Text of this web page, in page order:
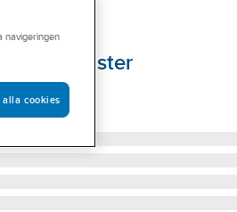
Coaster
navigeringen
alla cookies